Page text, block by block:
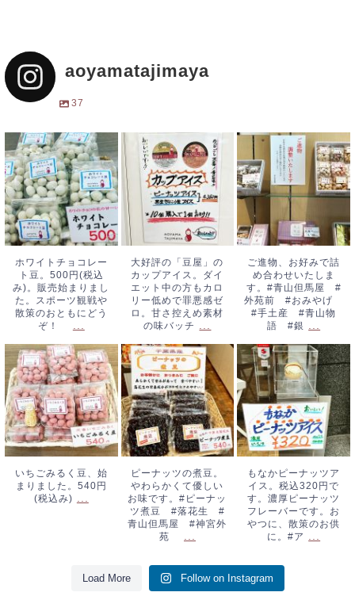
aoyamatajimaya
37
ホワイトチョコレ
ート豆。500円
(税込み)。販売始
まりました。スポ
ーツ観戦や散策の
ぞ！ ...
ホワイトチョコレー
ト豆。500円(税込
み)。販売始まりまし
た。スポーツ観戦や
散策のおともにどう
ぞ！
大好評の「豆屋」
のカップアイス。
ダイエット中の方
もカロリー低めで
罪悪感ゼロ。甘さ
控えめ素材の味バ
ッチ...
大好評の「豆屋」の
カップアイス。ダイ
エット中の方もカロ
リー低めで罪悪感ゼ
ロ。甘さ控えめ素材
の味バッチ
ご進物、お好みで
詰め合わせいたし
ます。#青山但馬
屋 #外苑前 #
おみやげ #手土
産 #青山物語
#銀...
ご進物、お好みで詰
め合わせいたしま
す。#青山但馬屋 #
外苑前 #おみやげ
#手土産 #青山物
語 #銀
いちごみるく豆、
始まりました。
540円(税込み)...
いちごみるく豆、始
まりました。540円
(税込み) ...
ピーナッツの煮
豆。やわらかくて
優しいお味です。
#ピーナッツ煮
豆 #落花生 #
青山但馬屋 #神
宮外苑...
ピーナッツの煮豆。
やわらかくて優しい
お味です。#ピーナッ
ツ煮豆 #落花生 #
青山但馬屋 #神宮外
苑
...
もなかピーナッツ
アイス。税込320
円です。濃厚ピー
ナッツフレーバー
です。おやつに、
散策のお供に。#
ア ...
もなかピーナッツア
イス。税込320円で
す。濃厚ピーナッツ
フレーバーです。お
やつに、散策のお供
に。#ア ...
Load More Follow on Instagram